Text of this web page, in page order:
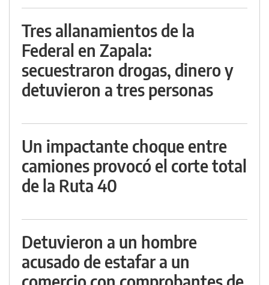
Tres allanamientos de la
Federal en Zapala:
secuestraron drogas, dinero y
detuvieron a tres personas
Un impactante choque entre
camiones provocó el corte total
de la Ruta 40
Detuvieron a un hombre
acusado de estafar a un